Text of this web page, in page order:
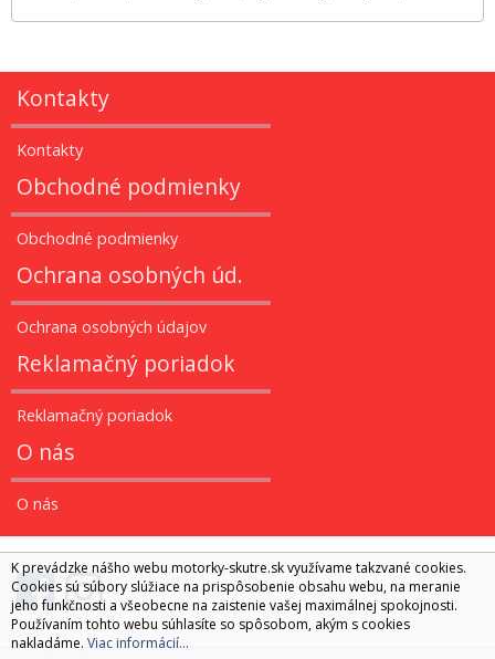
Kontakty
Kontakty
Obchodné podmienky
Obchodné podmienky
Ochrana osobných úd.
Ochrana osobných údajov
Reklamačný poriadok
Reklamačný poriadok
O nás
O nás
K prevádzke nášho webu motorky-skutre.sk využívame takzvané cookies.
Cookies sú súbory slúžiace na prispôsobenie obsahu webu, na meranie
jeho funkčnosti a všeobecne na zaistenie vašej maximálnej spokojnosti.
Používaním tohto webu súhlasíte so spôsobom, akým s cookies
nakladáme. Viac informácií...